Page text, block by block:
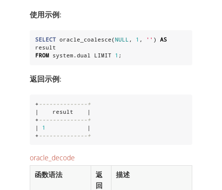
使用示例 :
SELECT oracle_coalesce(NULL , 1 , ' ' ) AS
FROM system.dual LIMIT 1 ;
返回示例 :
+ --------------+
|    result    |
+ --------------+
| 1
            |
+ --------------+
oracle_decode
函数语法
返
回
描述